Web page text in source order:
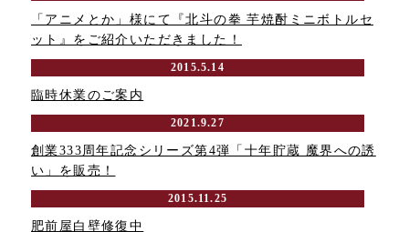
「アニメとか」様にて『北斗の拳 芋焼酎ミニボトルセ
ット』をご紹介いただきました！
2015.5.14
臨時休業のご案内
2021.9.27
創業333周年記念シリーズ第4弾「十年貯蔵 魔界への誘
い」を販売！
2015.11.25
肥前屋白壁修復中